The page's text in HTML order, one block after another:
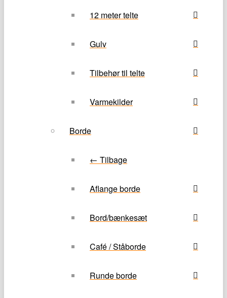
12 meter telte
Gulv
Tilbehør til telte
Varmekilder
Borde
← Tilbage
Aflange borde
Bord/bænkesæt
Café / Ståborde
Runde borde